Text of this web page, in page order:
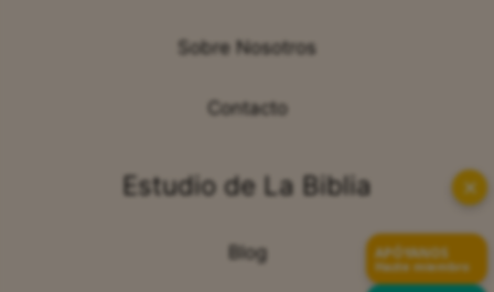
Sobre Nosotros
Contacto
Estudio de La Biblia
Blog
✕
APÓYANOS
Hazte miembro